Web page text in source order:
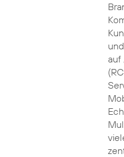
auf